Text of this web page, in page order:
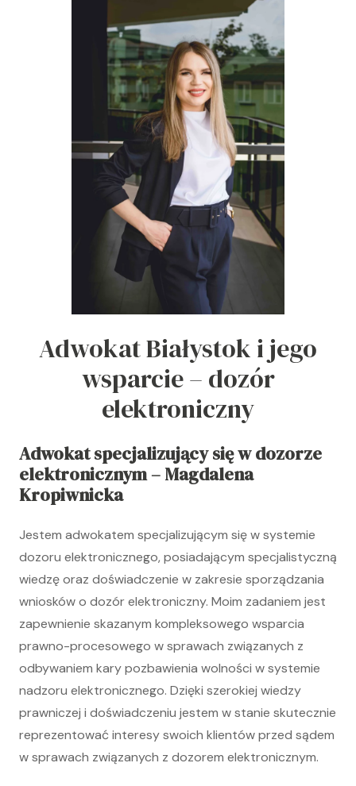
Adwokat Białystok i jego
wsparcie – dozór
elektroniczny
Adwokat specjalizujący się w dozorze
elektronicznym – Magdalena
Kropiwnicka
Jestem adwokatem specjalizującym się w systemie
dozoru elektronicznego, posiadającym specjalistyczną
wiedzę oraz doświadczenie w zakresie sporządzania
wniosków o dozór elektroniczny. Moim zadaniem jest
zapewnienie skazanym kompleksowego wsparcia
prawno-procesowego w sprawach związanych z
odbywaniem kary pozbawienia wolności w systemie
nadzoru elektronicznego. Dzięki szerokiej wiedzy
prawniczej i doświadczeniu jestem w stanie skutecznie
reprezentować interesy swoich klientów przed sądem
w sprawach związanych z dozorem elektronicznym.